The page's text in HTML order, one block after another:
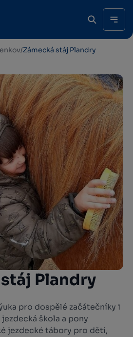
/Zámecká stáj Plandry
Plandry
pro dospělé začátečníky i
škola a pony
jezdecké tábory pro děti,